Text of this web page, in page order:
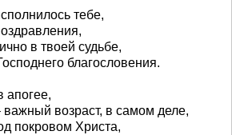
тебе,
в твоей судьбе,
благословения.
апогее,
важный возраст, в самом деле,
покровом Христа,